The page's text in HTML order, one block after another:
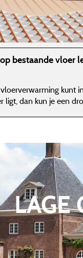
bestaande vloer
kunt
ligt, dan kun je een
LAGE